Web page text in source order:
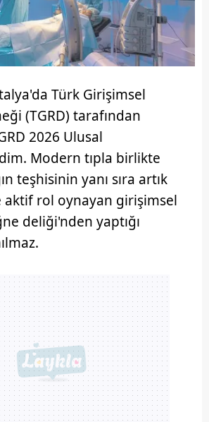
Türk Girişimsel
(TGRD) tarafından
2026 Ulusal
Modern tıpla birlikte
teşhisinin yanı sıra artık
aktif rol oynayan girişimsel
deliği'nden yaptığı